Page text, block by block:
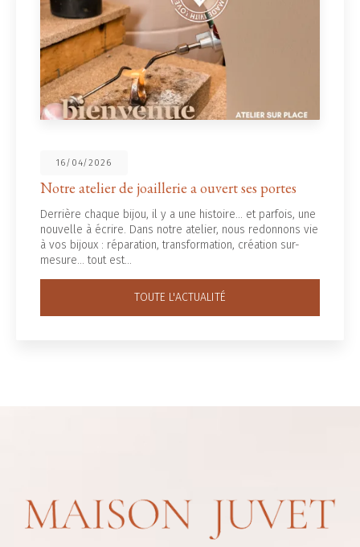
16/04/2026
Notre atelier de joaillerie a ouvert ses portes
Derrière chaque bijou, il y a une histoire... et parfois, une
nouvelle à écrire. Dans notre atelier, nous redonnons vie
à vos bijoux : réparation, transformation, création sur-
mesure… tout est…
TOUTE L'ACTUALITÉ